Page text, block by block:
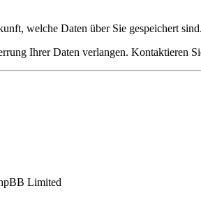
welche Daten über Sie gespeichert sind.
Ihrer Daten verlangen. Kontaktieren
Limited